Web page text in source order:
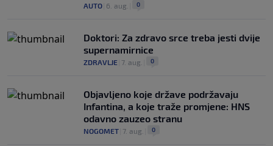
AUTO 6. aug. 0
Doktori: Za zdravo srce treba jesti dvije
supernamirnice
ZDRAVLJE 7. aug. 0
Objavljeno koje države podržavaju
Infantina, a koje traže promjene: HNS
odavno zauzeo stranu
NOGOMET 7. aug. 0